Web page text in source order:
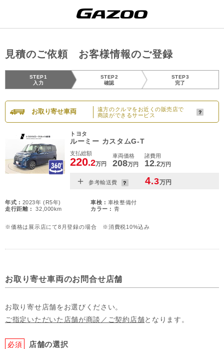
見積のご依頼 お客様情報のご登録
STEP1
入力
STEP2
確認
STEP3
完了
お取り寄せ車両
遠方のクルマをお近くの販売店で
商談ができるサービス
トヨタ
ルーミー カスタムG-T
支払総額
220.2万円
車両価格
208万円
諸費用
12.2万円
＋ 参考輸送費 4.3万円
年式 : 2023年 (R5年) 車検 : 車検整備付
走行距離 :
32,000km カラー : 青
※価格は展示店にて8月登録の場合 ※消費税10%込み
お取り寄せ車両のお問合せ店舗
お取り寄せ店舗をお選びください。
ご指定いただいた店舗が商談／ご契約店舗となります。
必須 店舗の選択